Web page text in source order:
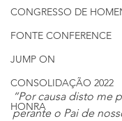
CONGRESSO DE
FONTE CONFERENCE
JUMP ON
CONSOLIDAÇÃO 2022
HONRA
“Por causa disto me
perante o Pai de